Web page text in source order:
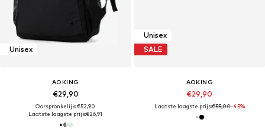
Unisex
AOKING
€29,90
Oorspronkelijk: €52,90
Laatste laagste prijs:€26,91
Unisex
SALE
AOKING
€29,90
Laatste laagste prijs:€55,00-45%